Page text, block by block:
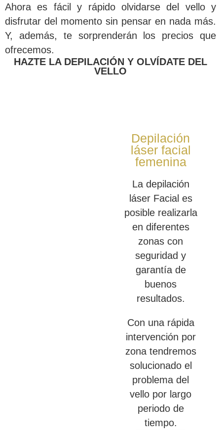
Ahora es fácil y rápido olvidarse del vello y
disfrutar del momento sin pensar en nada más.
Y, además, te sorprenderán los precios que
ofrecemos.
HAZTE LA DEPILACIÓN Y OLVÍDATE DEL
VELLO
Depilación
láser facial
femenina
La depilación
láser Facial es
posible realizarla
en diferentes
zonas con
seguridad y
garantía de
buenos
resultados.
Con una rápida
intervención por
zona tendremos
solucionado el
problema del
vello por largo
periodo de
tiempo.